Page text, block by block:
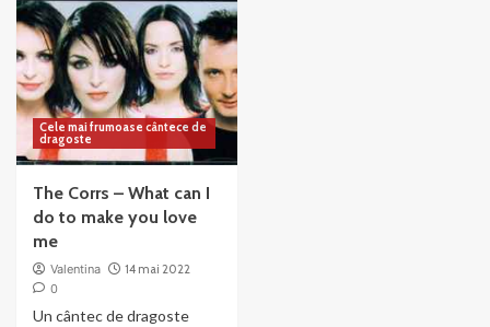
Cele mai frumoase cântece de
dragoste
The Corrs – What can I
do to make you love
me
Valentina
14 mai 2022
0
Un cântec de dragoste